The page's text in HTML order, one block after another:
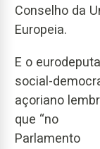
Conselho da
Europeia.
E o
social-
açoriano
que “no
Parlamento